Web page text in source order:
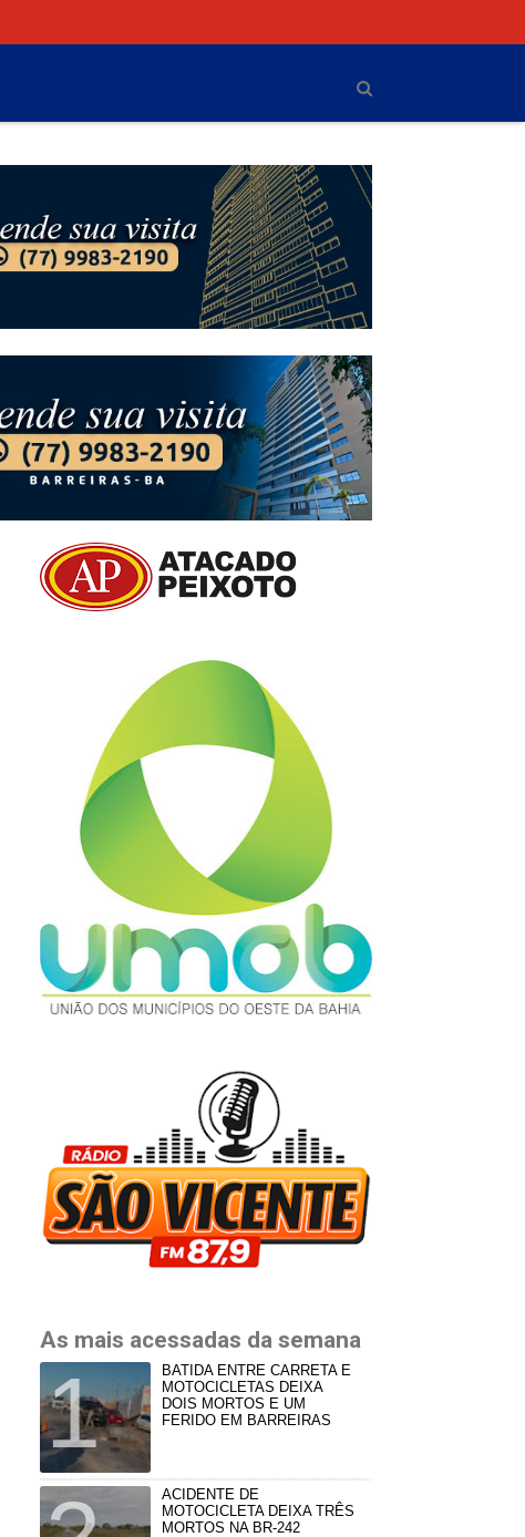
As mais acessadas da semana
BATIDA ENTRE CARRETA E
MOTOCICLETAS DEIXA
DOIS MORTOS E UM
FERIDO EM BARREIRAS
ACIDENTE DE
MOTOCICLETA DEIXA TRÊS
MORTOS NA BR-242